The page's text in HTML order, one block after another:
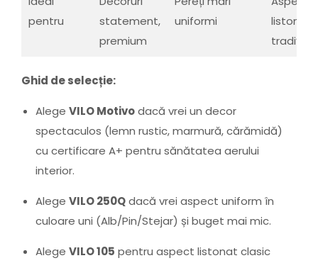
pentru
statement,
premium
uniformi
listonat
Ghid de selecție:
Alege VILO Motivodacă vrei un decor
spectaculos (lemn rustic, marmură, cărămidă)
cu certificare A+ pentru sănătatea aerului
interior.
Alege VILO 250Qdacă vrei aspect uniform în
culoare uni (Alb/Pin/Stejar) și buget mai mic.
Alege VILO 105 pentru aspect listonat clasic